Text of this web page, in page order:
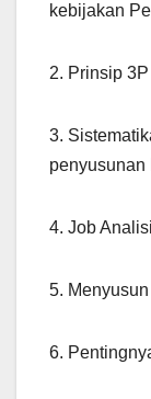
kebijakan
2. Prinsip
3.
penyusunan
4. Job
5.
6.